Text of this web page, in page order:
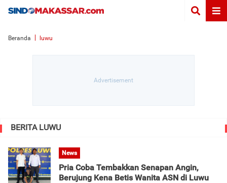
Beranda luwu
BERITA LUWU
News
Pria Coba Tembakkan Senapan Angin,
Berujung Kena Betis Wanita ASN di Luwu